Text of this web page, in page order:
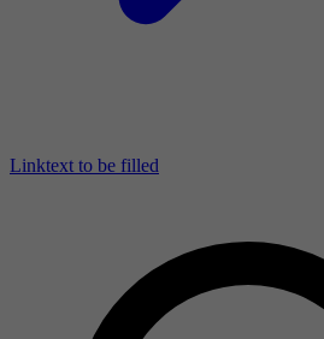
Linktext to be filled